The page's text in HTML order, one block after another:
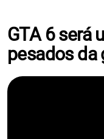
GTA 6 será
pesados da